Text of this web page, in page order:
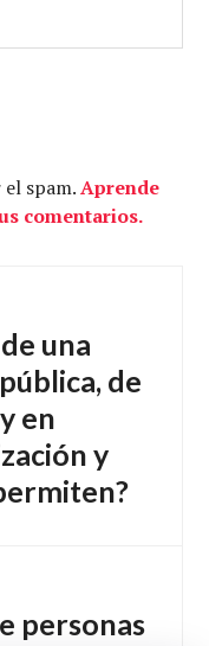
el spam.Aprende
comentarios.
una
de
en
y
personas